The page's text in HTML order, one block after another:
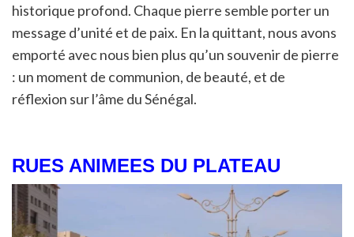
historique profond. Chaque pierre semble porter un
message d’unité et de paix. En la quittant, nous avons
emporté avec nous bien plus qu’un souvenir de pierre
: un moment de communion, de beauté, et de
réflexion sur l’âme du Sénégal.
RUES ANIMEES DU PLATEAU